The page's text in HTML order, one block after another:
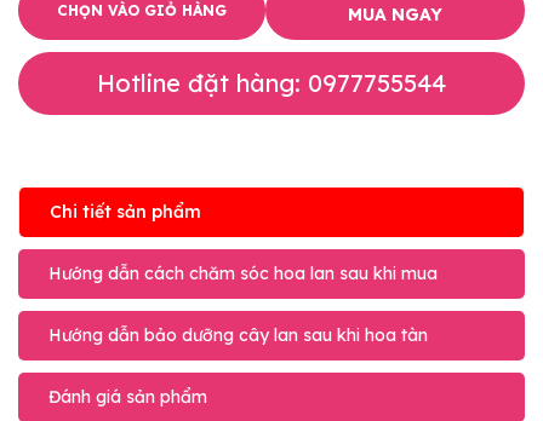
CHỌN VÀO GIỎ HÀNG MUA NGAY
Hotline đặt hàng: 0977755544
Chi tiết sản phẩm
Hướng dẫn cách chăm sóc hoa lan sau khi mua
Hướng dẫn bảo dưỡng cây lan sau khi hoa tàn
Đánh giá sản phẩm